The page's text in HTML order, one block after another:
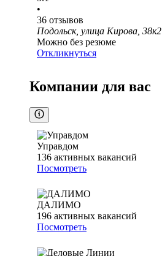
•
36 отзывов
Подольск, улица Кирова, 38к2
Можно без резюме
Откликнуться
Компании для вас
Управдом
136 активных вакансий
Посмотреть
ДАЛИМО
196 активных вакансий
Посмотреть